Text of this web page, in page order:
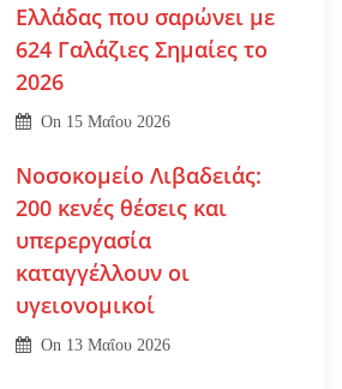
Ελλάδας που σαρώνει με
624 Γαλάζιες Σημαίες το
2026
On 15 Μαΐου 2026
Νοσοκομείο Λιβαδειάς:
200 κενές θέσεις και
υπερεργασία
καταγγέλλουν οι
υγειονομικοί
On 13 Μαΐου 2026